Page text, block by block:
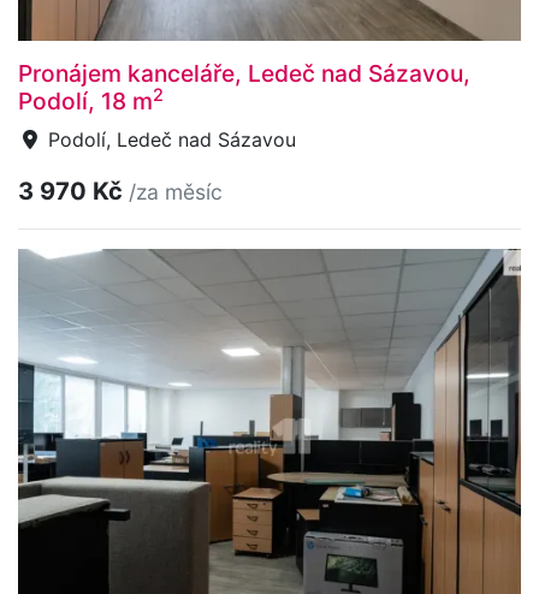
Pronájem kanceláře, Ledeč nad Sázavou,
Podolí, 18 m2
Podolí, Ledeč nad Sázavou
3 970 Kč /za měsíc